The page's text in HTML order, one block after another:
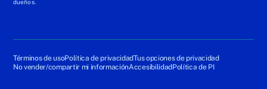
dueños.
Términos de usoPolítica de privacidadTus opciones de privacidad
No vender/compartir mi informaciónAccesibilidadPolítica de PI